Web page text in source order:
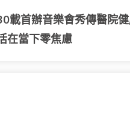
載首辦音樂會秀傳醫院
在當下零焦慮